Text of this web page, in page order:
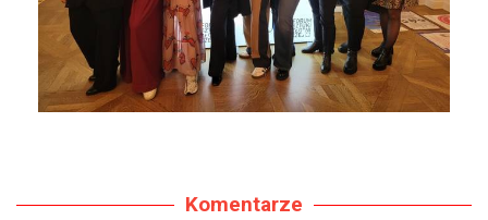
Komentarze